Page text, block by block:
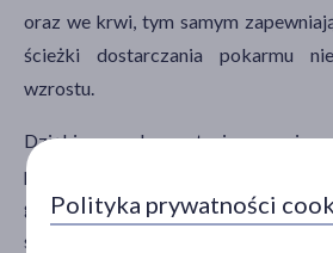
oraz we krwi, tym samym
ścieżki dostarczania pokarmu
wzrostu.
Dzięki wykorzystaniu
pozwalających prześledzić
guza, zespół był w stanie wykazać,
skład chemiczny fruktozy, co
Polityka prywatności